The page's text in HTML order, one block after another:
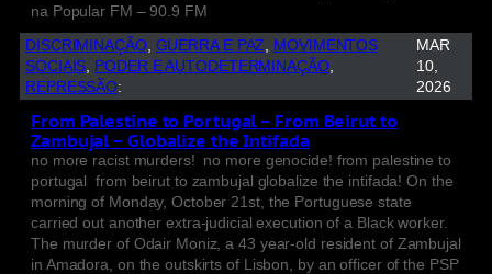
na Popular FM – 90.9 FM
DISCRIMINAÇÃO, GUERRA E PAZ
MOVIMENTOS
SOCIAIS PODER E AUTODETERMINAÇÃO
REPRESSÃO:
MAR
10,
2026
From Palestine to Portugal – From Beirut to
Zambujal – Globalize the Intifada
no more racist murders! no more genocide! from palestine to
portugal from beirut to zambujal globalize the intifada! On the
morning of Monday, October 21st, the Portuguese state
carried out another extra-judicial execution of a Black worker.
The murder of Odair Moniz, a 43 year-old resident of Zambujal
in Amadora, on the outskirts of Lisbon, by an officer of the PSP